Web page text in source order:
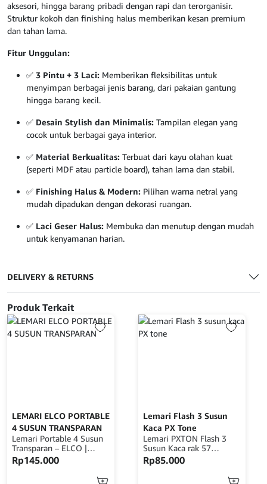
aksesori, hingga barang pribadi dengan rapi dan terorganisir.
Struktur kokoh dan finishing halus memberikan kesan premium
dan tahan lama.
Fitur Unggulan:
✅ 3 Pintu + 3 Laci: Memberikan fleksibilitas untuk
menyimpan berbagai jenis barang, dari pakaian gantung
hingga barang kecil.
✅ Desain Stylish dan Minimalis: Tampilan elegan yang
cocok untuk berbagai gaya interior.
✅ Material Berkualitas: Terbuat dari kayu olahan kuat
(seperti MDF atau particle board), tahan lama dan stabil.
✅ Finishing Halus & Modern: Pilihan warna netral yang
mudah dipadukan dengan dekorasi ruangan.
✅ Laci Geser Halus: Membuka dan menutup dengan mudah
untuk kenyamanan harian.
DELIVERY & RETURNS
Produk Terkait
LEMARI ELCO PORTABLE
4 SUSUN TRANSPARAN
Lemari Portable 4 Susun
Transparan – ELCO |
Ringan, Rapi, dan Praktis
Deskripsi Produk: Lemari
Rp145.000
Lemari Flash 3 Susun
Kaca PX Tone
Lemari PXTON Flash 3
Susun Kaca rak 57
Deskripsi Produk:Lemari
PXTON Flash 3 Susun
Kaca adalah pilihan tepat
Rp85.000